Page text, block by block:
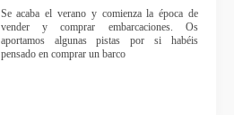
Se acaba el verano y comienza la época de
vender y comprar embarcaciones. Os
aportamos algunas pistas por si habéis
pensado en comprar un barco